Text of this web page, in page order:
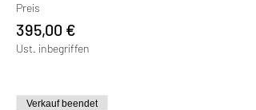
Preis
395,00 €
Ust. inbegriffen
Verkauf beendet